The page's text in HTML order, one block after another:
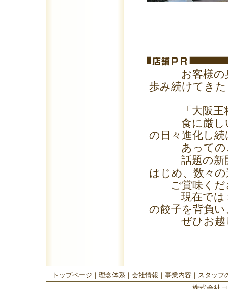
お客様の身
歩み続けてき
「大阪王将
食に厳しい
の日々進化し
あっての
話題の
はじめ、数々
ご賞味くだ
現在では１
の餃子を背負
ぜひお越し
｜ トップページ ｜ 理念体系 ｜ 会社情報 ｜ 事業内容 ｜ スタッフ